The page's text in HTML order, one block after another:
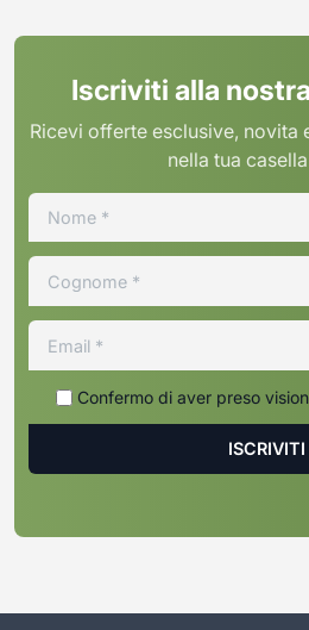
Iscriviti alla
Ricevi offerte esclusive, novita
nella tua
Confermo di aver preso